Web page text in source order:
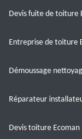
Devis fuite de toiture
Entreprise de toiture
Démoussage
Réparateur
Devis toiture Ecoman